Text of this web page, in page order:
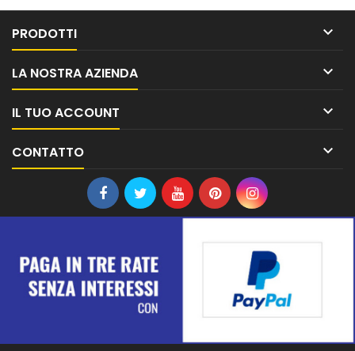
PRODOTTI 
LA NOSTRA AZIENDA 
IL TUO ACCOUNT 
CONTATTO 